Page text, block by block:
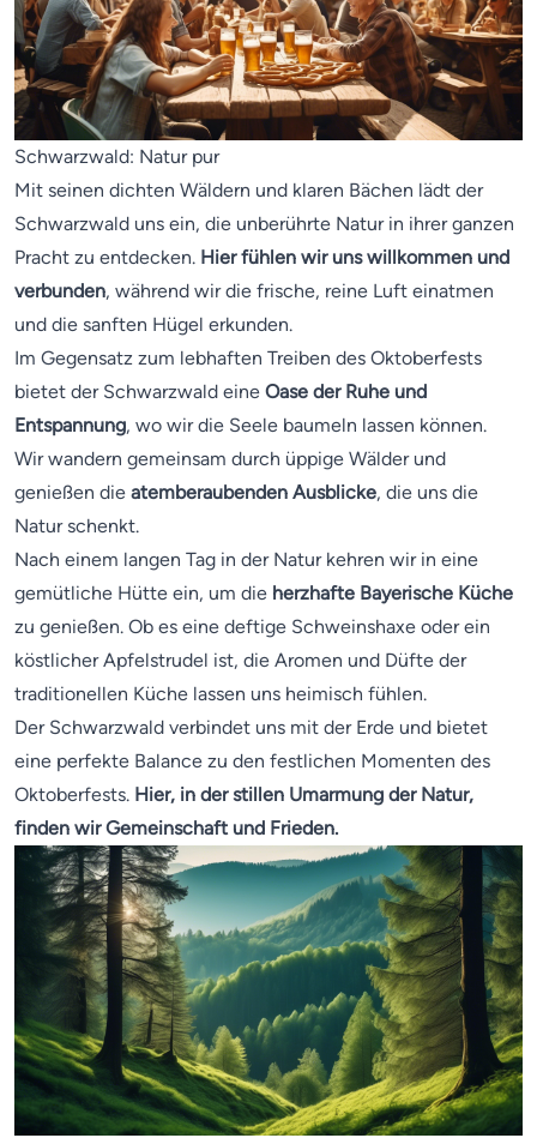
Schwarzwald: Natur pur
Mit seinen dichten Wäldern und klaren Bächen lädt der
Schwarzwald uns ein, die unberührte Natur in ihrer ganzen
Pracht zu entdecken. Hier fühlen wir uns willkommen und
verbunden, während wir die frische, reine Luft einatmen
und die sanften Hügel erkunden.
Im Gegensatz zum lebhaften Treiben des Oktoberfests
bietet der Schwarzwald eine Oase der Ruhe und
Entspannung, wo wir die Seele baumeln lassen können.
Wir wandern gemeinsam durch üppige Wälder und
genießen die atemberaubenden Ausblicke, die uns die
Natur schenkt.
Nach einem langen Tag in der Natur kehren wir in eine
gemütliche Hütte ein, um die herzhafte Bayerische Küche
zu genießen. Ob es eine deftige Schweinshaxe oder ein
köstlicher Apfelstrudel ist, die Aromen und Düfte der
traditionellen Küche lassen uns heimisch fühlen.
Der Schwarzwald verbindet uns mit der Erde und bietet
eine perfekte Balance zu den festlichen Momenten des
Oktoberfests. Hier, in der stillen Umarmung der Natur,
finden wir Gemeinschaft und Frieden.